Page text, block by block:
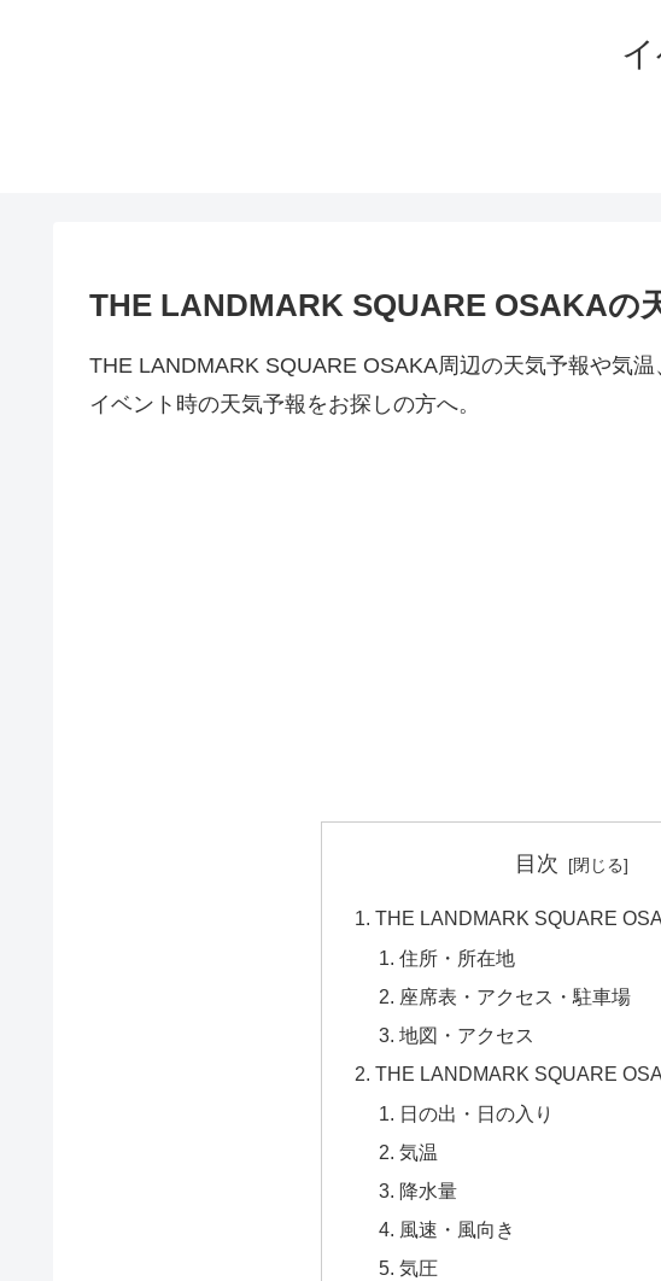
THE LANDMARK SQUARE OSAKAの
THE LANDMARK SQUARE OSAKA周辺の天気予報や気
イベント時の天気予報をお探しの方へ。
目次
THE LANDMARK SQUARE
住所・所在地
座席表・アクセス・駐車場
地図・アクセス
THE LANDMARK SQUARE
日の出・日の入り
気温
降水量
風速・風向き
気圧